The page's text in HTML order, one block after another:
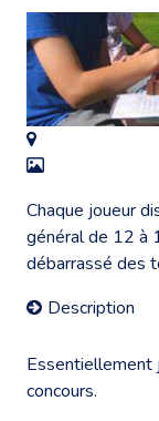
Chaque joueur
général de 12 à
débarrassé des
Description
Essentiellement
concours.